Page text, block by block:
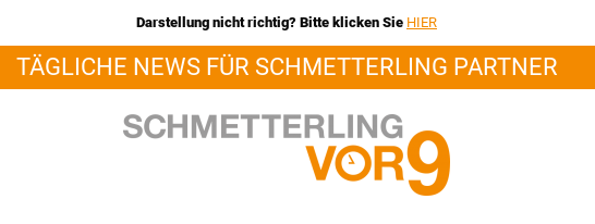
Darstellung nicht richtig? Bitte klicken Sie HIER
TÄGLICHE NEWS FÜR SCHMETTERLING PARTNER